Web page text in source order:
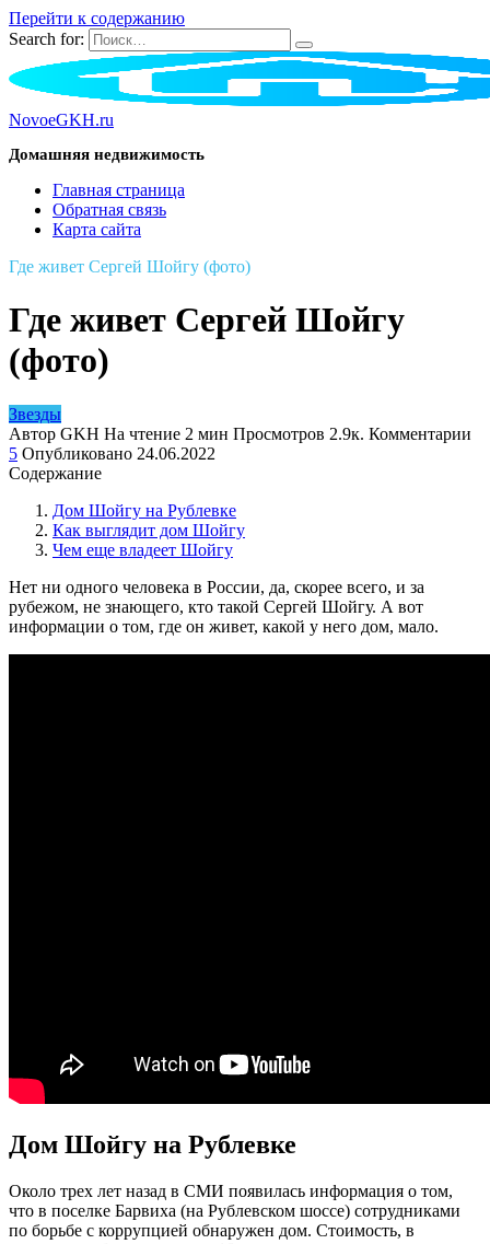
Перейти к содержанию
Search for:
NovoeGKH.ru
Домашняя недвижимость
Главная страница
Обратная связь
Карта сайта
Где живет Сергей Шойгу (фото)
Где живет Сергей Шойгу
(фото)
Звезды
Автор GKH На чтение 2 мин Просмотров 2.9к. Комментарии
5 Опубликовано 24.06.2022
Содержание
Дом Шойгу на Рублевке
Как выглядит дом Шойгу
Чем еще владеет Шойгу
Нет ни одного человека в России, да, скорее всего, и за
рубежом, не знающего, кто такой Сергей Шойгу. А вот
информации о том, где он живет, какой у него дом, мало.
Дом Шойгу на Рублевке
Около трех лет назад в СМИ появилась информация о том,
что в поселке Барвиха (на Рублевском шоссе) сотрудниками
по борьбе с коррупцией обнаружен дом. Стоимость, в